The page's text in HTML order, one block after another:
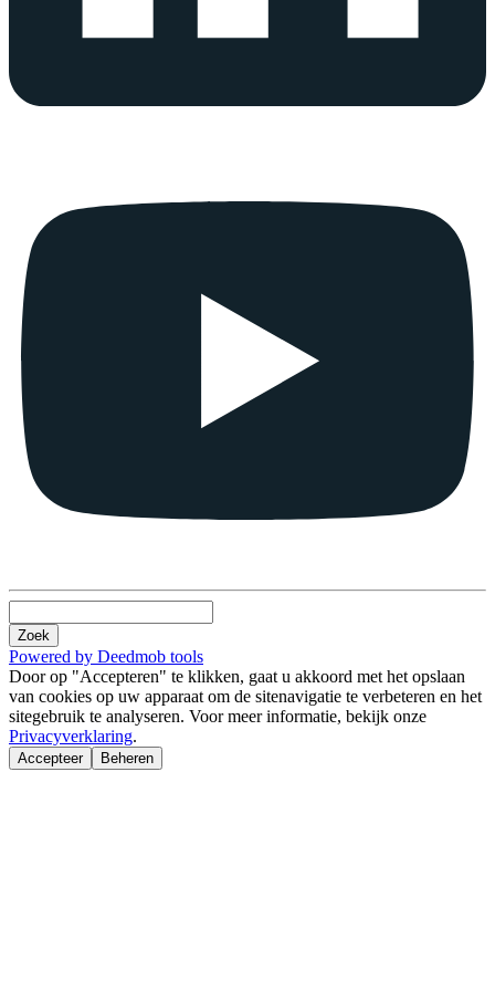
Zoek
Powered by Deedmob tools
Door op "Accepteren" te klikken, gaat u akkoord met het opslaan
van cookies op uw apparaat om de sitenavigatie te verbeteren en het
sitegebruik te analyseren. Voor meer informatie, bekijk onze
Privacyverklaring.
Accepteer Beheren